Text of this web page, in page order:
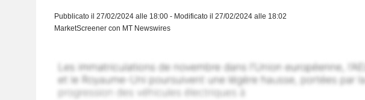
Pubblicato il 27/02/2024 alle 18:00 - Modificato il 27/02/2024 alle 18:02
MarketScreener con MT Newswires